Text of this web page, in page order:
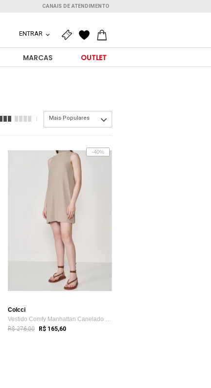
CANAIS DE ATENDIMENTO
ENTRAR
MARCAS OUTLET
Mais Populares
-40%
Colcci
Vestido Comfy Manhattan Canelado Gola Al...
R$ 276,00 R$ 165,60